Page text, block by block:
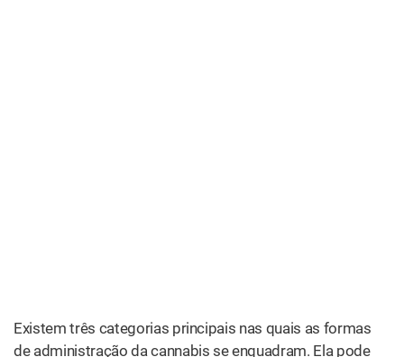
completa. De fato, a sensação que acompanha o simples
ato de queimar algo é desfrutado desde ostempos